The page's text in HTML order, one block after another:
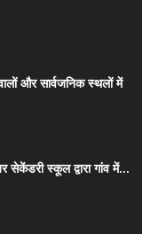
और सार्वजनिक स्थलों में
सेकेंडरी स्कूल द्वारा गांव में...